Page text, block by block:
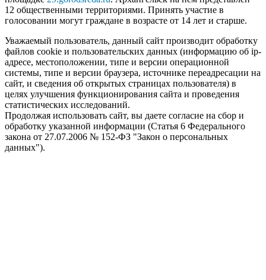
12 общественными территориями. Принять участие в
голосовании могут граждане в возрасте от 14 лет и старше.
Уважаемый пользователь, данный сайт производит обработку
файлов cookie и пользовательских данных (информацию об ip-
адресе, местоположении, типе и версии операционной
системы, типе и версии браузера, источнике переадресации на
сайт, и сведения об открытых страницах пользователя) в
целях улучшения функционирования сайта и проведения
статистических исследований.
Продолжая использовать сайт, вы даете согласие на сбор и
обработку указанной информации (Статья 6 Федерального
закона от 27.07.2006 № 152-ФЗ "Закон о персональных
данных").